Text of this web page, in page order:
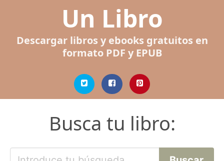
Un Libro
Descargar libros y ebooks gratuitos en
formato PDF y EPUB
Busca tu libro: